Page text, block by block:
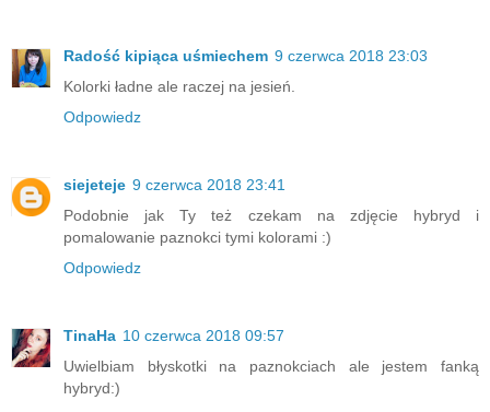
Radość kipiąca uśmiechem 9 czerwca 2018 23:03
Kolorki ładne ale raczej na jesień.
Odpowiedz
siejeteje 9 czerwca 2018 23:41
Podobnie jak Ty też czekam na zdjęcie hybryd i
pomalowanie paznokci tymi kolorami :)
Odpowiedz
TinaHa 10 czerwca 2018 09:57
Uwielbiam błyskotki na paznokciach ale jestem fanką
hybryd:)